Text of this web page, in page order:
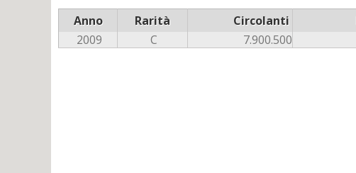
Anno
Rarità Circolanti
2009
C 7.900.500